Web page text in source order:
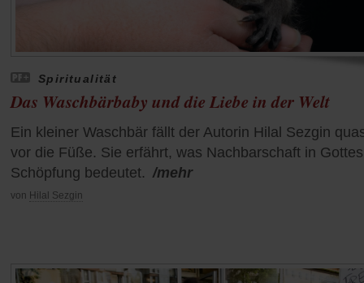
Spiritualität
Das Waschbärbaby und die Liebe in der Welt
Ein kleiner Waschbär fällt der Autorin Hilal Sezgin
vor die Füße. Sie erfährt, was Nachbarschaft in Gottes
Schöpfung bedeutet. /mehr
von Hilal Sezgin